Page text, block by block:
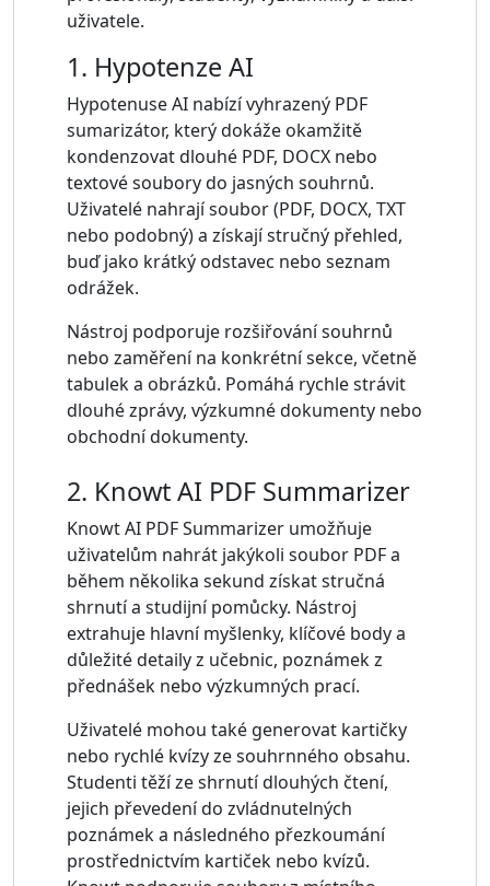
uživatele.
1. Hypotenze AI
Hypotenuse AI nabízí vyhrazený PDF
sumarizátor, který dokáže okamžitě
kondenzovat dlouhé PDF, DOCX nebo
textové soubory do jasných souhrnů.
Uživatelé nahrají soubor (PDF, DOCX, TXT
nebo podobný) a získají stručný přehled,
buď jako krátký odstavec nebo seznam
odrážek.
Nástroj podporuje rozšiřování souhrnů
nebo zaměření na konkrétní sekce, včetně
tabulek a obrázků. Pomáhá rychle strávit
dlouhé zprávy, výzkumné dokumenty nebo
obchodní dokumenty.
2. Knowt AI PDF Summarizer
Knowt AI PDF Summarizer umožňuje
uživatelům nahrát jakýkoli soubor PDF a
během několika sekund získat stručná
shrnutí a studijní pomůcky. Nástroj
extrahuje hlavní myšlenky, klíčové body a
důležité detaily z učebnic, poznámek z
přednášek nebo výzkumných prací.
Uživatelé mohou také generovat kartičky
nebo rychlé kvízy ze souhrnného obsahu.
Studenti těží ze shrnutí dlouhých čtení,
jejich převedení do zvládnutelných
poznámek a následného přezkoumání
prostřednictvím kartiček nebo kvízů.